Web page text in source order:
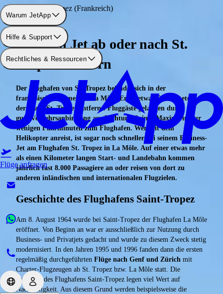
Warum JetApp
Hilfe & Support
Rechtliches & Ressourcen
Flüge anfragen
Flughafen: St. Tropez (Frankreich)
Privaten Jet ab oder nach St.
Tropez chartern
Der Flughafen von St. Tropez befindet sich in der
französischen Gemeinde La Môle. Er ist etwa 15 Kilometer von
der Stadt St. Tropez entfernt. Fluggäste gelangen durch die
gute Verkehrsanbindung aus Richtung Sainte-Maxime in nur
wenigen Fahrminuten zum Flughafen. Wer mit dem
Helikopter anreist, ist sogar noch schneller bei seinem Business-
Jet am Flughafen St. Tropez in La Môle. Auf einer etwas mehr
als einen Kilometer langen Start- und Landebahn kommen
jährlich fast 8.000 Passagiere an oder reisen von dort zu
anderen inländischen und internationalen Flugzielen.
Geschichte des Flughafens Saint-Tropez
Am 8. August 1964 wurde bei Saint-Tropez der Flughafen La Môle
eröffnet. Von Beginn an war er ausschließlich zur Nutzung durch
Business- und Privatjets gedacht und wurde zu diesem Zweck stetig
modernisiert. In den Jahren 1995 und 1996 fanden dann die ersten
regelmäßig durchgeführten Flüge nach Genf und Zürich mit
Charter-Flugzeugen ab St. Tropez bzw. La Môle statt. Die
Betreiber des Flughafens Saint-Tropez legen viel Wert auf
Nachhaltigkeit. Aus diesem Grund werden beispielsweise die